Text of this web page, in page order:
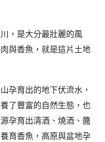
，是大分最壯麗的風
與香魚，就是這片土地
孕育出的地下伏流水，
了豐富的自然生態，也
孕育出清酒、燒酒、醬
育香魚，高原與盆地孕